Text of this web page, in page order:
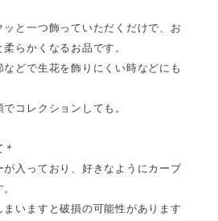
と一つ飾っていただくだけで、お
らかくなるお品です。
などで生花を飾りにくい時などにも
コレクションしても。
入っており、好きなようにカーブ
いますと破損の可能性があります